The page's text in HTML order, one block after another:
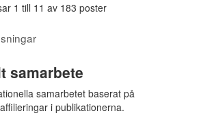
1 till 11 av 183 poster
samarbete
samarbetet baserat på
i publikationerna.